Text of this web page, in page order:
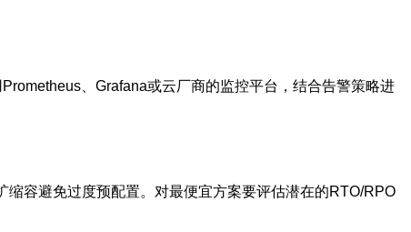
、Grafana或云厂商的监控平台，结合告警策略进
容避免过度预配置。对最便宜方案要评估潜在的RTO/RPO